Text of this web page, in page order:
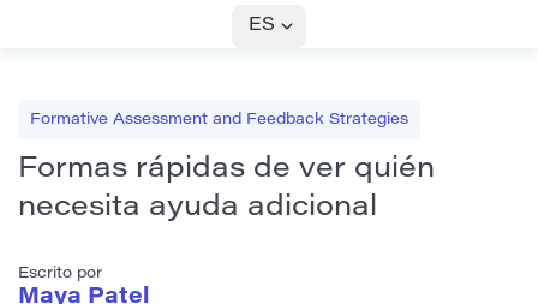
ES
Formative Assessment and Feedback Strategies
Formas rápidas de ver quién
necesita ayuda adicional
Escrito por
Maya Patel